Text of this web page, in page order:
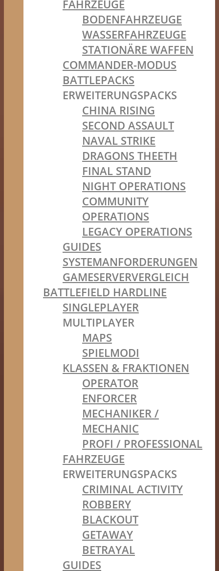
FAHRZEUGE
BODENFAHRZEUGE
WASSERFAHRZEUGE
STATIONÄRE WAFFEN
COMMANDER-MODUS
BATTLEPACKS
ERWEITERUNGSPACKS
CHINA RISING
SECOND ASSAULT
NAVAL STRIKE
DRAGONS THEETH
FINAL STAND
NIGHT OPERATIONS
COMMUNITY
OPERATIONS
LEGACY OPERATIONS
GUIDES
SYSTEMANFORDERUNGEN
GAMESERVERVERGLEICH
BATTLEFIELD HARDLINE
SINGLEPLAYER
MULTIPLAYER
MAPS
SPIELMODI
KLASSEN & FRAKTIONEN
OPERATOR
ENFORCER
MECHANIKER /
MECHANIC
PROFI / PROFESSIONAL
FAHRZEUGE
ERWEITERUNGSPACKS
CRIMINAL ACTIVITY
ROBBERY
BLACKOUT
GETAWAY
BETRAYAL
GUIDES